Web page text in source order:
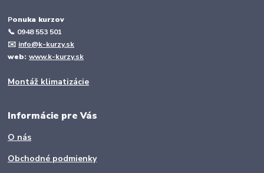
Ponuka kurzov
📞 0948 553 501
✉️ info@k-kurzy.sk
web:www.k-kurzy.sk
Montáž klimatizácie
Informácie pre Vás
O nás
Obchodné podmienky